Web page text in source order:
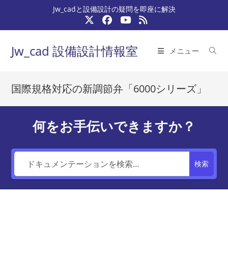
テ
ッ
Jw_cadと設備設計の疑問を即座に解決
Jw_cad 設備設計情報室 メニュー
国際規格対応の新調節弁「6000シリーズ」
何をお手伝いできますか？
検索